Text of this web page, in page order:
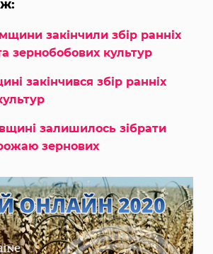
закінчили збір ранніх
зернобобових культур
закінчився збір ранніх
залишилось зібрати
зернових